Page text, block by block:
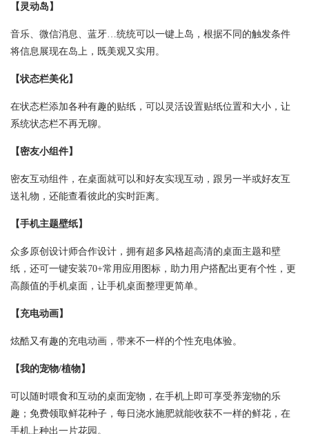
【灵动岛】
音乐、微信消息、蓝牙…统统可以一键上岛，根据不同的触发条件
将信息展现在岛上，既美观又实用。
【状态栏美化】
在状态栏添加各种有趣的贴纸，可以灵活设置贴纸位置和大小，让
系统状态栏不再无聊。
【密友小组件】
密友互动组件，在桌面就可以和好友实现互动，跟另一半或好友互
送礼物，还能查看彼此的实时距离。
【手机主题壁纸】
众多原创设计师合作设计，拥有超多风格超高清的桌面主题和壁
纸，还可一键安装70+常用应用图标，助力用户搭配出更有个性，更
高颜值的手机桌面，让手机桌面整理更简单。
【充电动画】
炫酷又有趣的充电动画，带来不一样的个性充电体验。
【我的宠物/植物】
可以随时喂食和互动的桌面宠物，在手机上即可享受养宠物的乐
趣；免费领取鲜花种子，每日浇水施肥就能收获不一样的鲜花，在
手机上种出一片花园。